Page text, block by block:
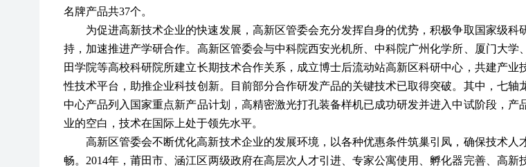
名牌产品共37个。
为促进高新技术企业的快速发展，高新区管委会充分发挥自身的优势，积极争取国家级科
持，加速推进产学研合作。高新区管委会与中科院西安光机所、中科院广州化学所、厦门大学
田学院等高校科研院所建立长期技术合作关系，成立博士后流动站高新区科研中心，共建产业
性技术平台，助推企业科技创新。目前部分合作研发产品的关键技术已取得突破。其中，七轴
中心产品列入国家重点新产品计划，高精密激光打孔装备样机已成功研发并进入中试阶段，产
业的空白，技术在国际上处于领先水平。
高新区管委会不断优化高新技术企业的发展环境，以各种优惠条件筑巢引凤，确保技术人
畅。 2014年，莆田市、涵江区两级政府在高层次人才引进、专家公寓使用、孵化器完善、高新